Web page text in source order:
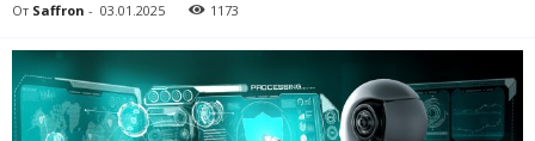
От Saffron - 03.01.2025 1173